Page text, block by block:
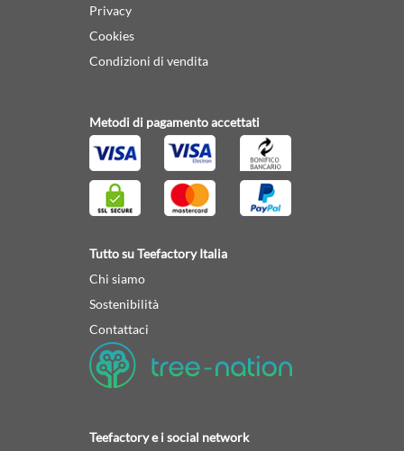
Privacy
Cookies
Condizioni di vendita
Metodi di pagamento accettati
Tutto su Teefactory Italia
Chi siamo
Sostenibilità
Contattaci
Teefactory e i social network